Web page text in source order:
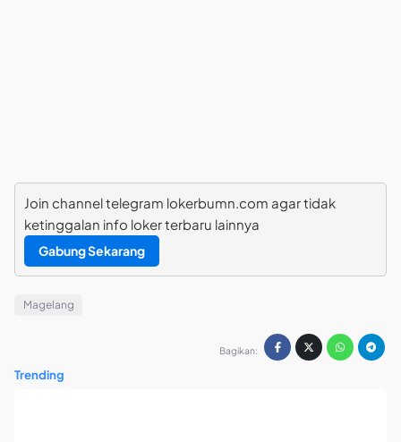
Join channel telegram lokerbumn.com agar tidak
ketinggalan info loker terbaru lainnya
Gabung Sekarang
Magelang
Bagikan:
Trending